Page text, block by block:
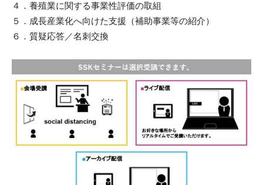
４．養殖業に関する事業性評価の取組
５．成長産業化へ向けた支援（補助事業等の紹介）
６．質疑応答／名刺交換